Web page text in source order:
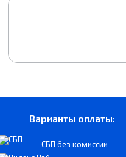
Варианты оплаты:
СБП без комиссии